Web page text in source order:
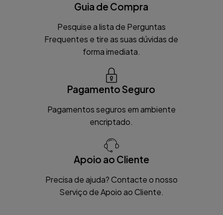
Guia de Compra
Pesquise a lista de Perguntas
Frequentes e tire as suas dúvidas de
forma imediata.
Pagamento Seguro
Pagamentos seguros em ambiente
encriptado.
Apoio ao Cliente
Precisa de ajuda? Contacte o nosso
Serviço de Apoio ao Cliente.